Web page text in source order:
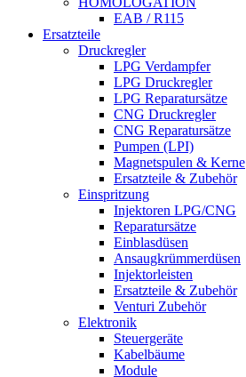
EAB / R115
Ersatzteile
Druckregler
LPG Verdampfer
LPG Druckregler
LPG Reparatursätze
CNG Druckregler
CNG Reparatursätze
Pumpen (LPI)
Magnetspulen & Kerne
Ersatzteile & Zubehör
Einspritzung
Injektoren LPG/CNG
Reparatursätze
Einblasdüsen
Ansaugkrümmerdüsen
Injektorleisten
Ersatzteile & Zubehör
Venturi Zubehör
Elektronik
Steuergeräte
Kabelbäume
Module